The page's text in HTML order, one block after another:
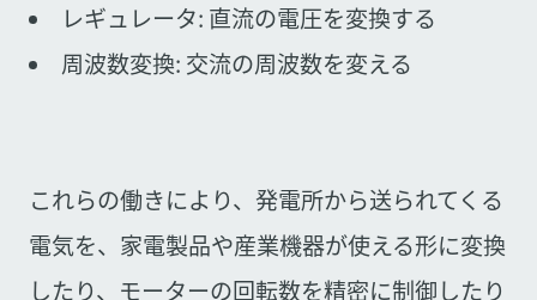
レギュレータ: 直流の電圧を変換する
周波数変換: 交流の周波数を変える
これらの働きにより、発電所から送られてくる
電気を、家電製品や産業機器が使える形に変換
したり、モーターの回転数を精密に制御したり